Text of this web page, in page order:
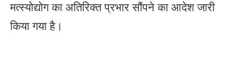
मत्स्योद्योग का अतिरिक्त प्रभार सौंपने का आदेश जारी
किया गया है।